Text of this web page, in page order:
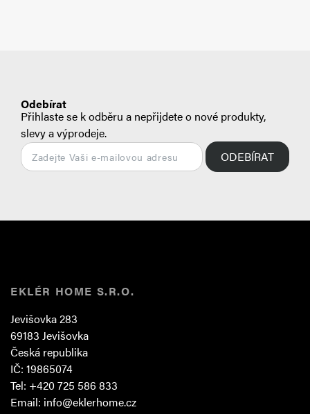
Odebírat
Přihlaste se k odběru a nepřijdete o nové produkty,
slevy a výprodeje.
ODEBÍRAT
EKLÉR HOME S.R.O.
Jevišovka 283
69183 Jevišovka
Česká republika
IČ: 19865074
Tel: +420 725 586 833
Email: info@eklerhome.cz